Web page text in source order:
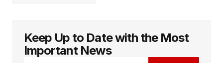
Votre adresse e-mail ne sera pas publiée. Les
champs obligatoires sont indiqués avec
Keep Up to Date with the Most
Important News